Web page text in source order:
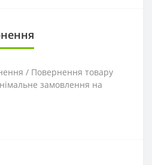
/ Повернення товару
замовлення на